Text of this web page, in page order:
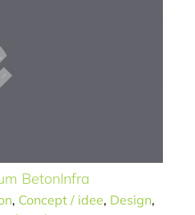
BetonInfra
, Concept / idee, Design,